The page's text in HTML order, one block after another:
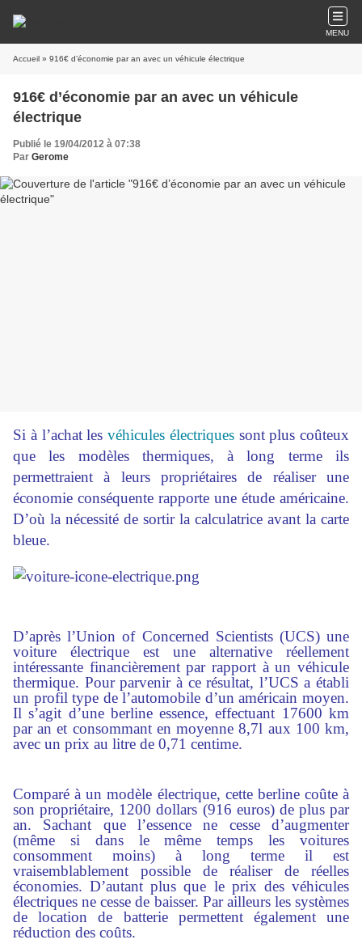
MENU
Accueil » 916€ d’économie par an avec un véhicule électrique
916€ d’économie par an avec un véhicule
électrique
Publié le 19/04/2012 à 07:38
Par Gerome
Si à l’achat les véhicules électriquessont plus coûteux
que les modèles thermiques, à long terme ils
permettraient à leurs propriétaires de réaliser une
économie conséquente rapporte une étude américaine.
D’où la nécessité de sortir la calculatrice avant la carte
bleue.
D’après l’Union of Concerned Scientists (UCS) une
voiture électrique est une alternative réellement
intéressante financièrement par rapport à un véhicule
thermique. Pour parvenir à ce résultat, l’UCS a établi
un profil type de l’automobile d’un américain moyen.
Il s’agit d’une berline essence, effectuant 17600 km
par an et consommant en moyenne 8,7l aux 100 km,
avec un prix au litre de 0,71 centime.
Comparé à un modèle électrique, cette berline coûte à
son propriétaire, 1200 dollars (916 euros) de plus par
an. Sachant que l’essence ne cesse d’augmenter
(même si dans le même temps les voitures
consomment moins) à long terme il est
vraisemblablement possible de réaliser de réelles
économies. D’autant plus que le prix des véhicules
électriques ne cesse de baisser. Par ailleurs les systèmes
de location de batterie permettent également une
réduction des coûts.